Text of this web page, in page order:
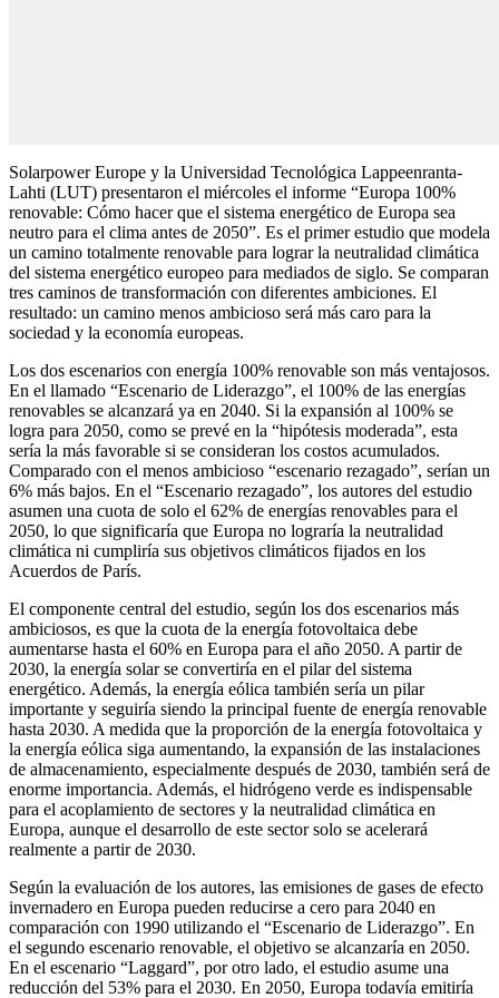
Solarpower Europe y la Universidad Tecnológica Lappeenranta-
Lahti (LUT) presentaron el miércoles el informe “Europa 100%
renovable: Cómo hacer que el sistema energético de Europa sea
neutro para el clima antes de 2050”. Es el primer estudio que modela
un camino totalmente renovable para lograr la neutralidad climática
del sistema energético europeo para mediados de siglo. Se comparan
tres caminos de transformación con diferentes ambiciones. El
resultado: un camino menos ambicioso será más caro para la
sociedad y la economía europeas.
Los dos escenarios con energía 100% renovable son más ventajosos.
En el llamado “Escenario de Liderazgo”, el 100% de las energías
renovables se alcanzará ya en 2040. Si la expansión al 100% se
logra para 2050, como se prevé en la “hipótesis moderada”, esta
sería la más favorable si se consideran los costos acumulados.
Comparado con el menos ambicioso “escenario rezagado”, serían un
6% más bajos. En el “Escenario rezagado”, los autores del estudio
asumen una cuota de solo el 62% de energías renovables para el
2050, lo que significaría que Europa no lograría la neutralidad
climática ni cumpliría sus objetivos climáticos fijados en los
Acuerdos de París.
El componente central del estudio, según los dos escenarios más
ambiciosos, es que la cuota de la energía fotovoltaica debe
aumentarse hasta el 60% en Europa para el año 2050. A partir de
2030, la energía solar se convertiría en el pilar del sistema
energético. Además, la energía eólica también sería un pilar
importante y seguiría siendo la principal fuente de energía renovable
hasta 2030. A medida que la proporción de la energía fotovoltaica y
la energía eólica siga aumentando, la expansión de las instalaciones
de almacenamiento, especialmente después de 2030, también será de
enorme importancia. Además, el hidrógeno verde es indispensable
para el acoplamiento de sectores y la neutralidad climática en
Europa, aunque el desarrollo de este sector solo se acelerará
realmente a partir de 2030.
Según la evaluación de los autores, las emisiones de gases de efecto
invernadero en Europa pueden reducirse a cero para 2040 en
comparación con 1990 utilizando el “Escenario de Liderazgo”. En
el segundo escenario renovable, el objetivo se alcanzaría en 2050.
En el escenario “Laggard”, por otro lado, el estudio asume una
reducción del 53% para el 2030. En 2050, Europa todavía emitiría